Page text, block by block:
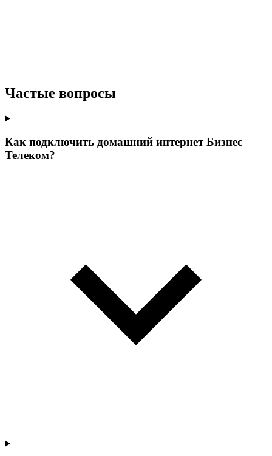
Частые вопросы
Как подключить домашний интернет Бизнес
Телеком?